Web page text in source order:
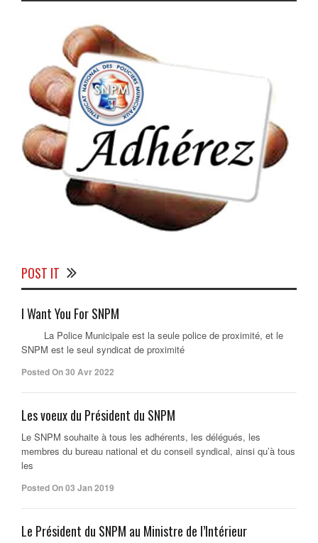
POST IT
I Want You For SNPM
La Police Municipale est la seule police de proximité, et le
SNPM est le seul syndicat de proximité
Posted On 30 Avr 2022
Les voeux du Président du SNPM
Le SNPM souhaite à tous les adhérents, les délégués, les
membres du bureau national et du conseil syndical, ainsi qu’à tous
les
Posted On 03 Jan 2019
Le Président du SNPM au Ministre de l’Intérieur